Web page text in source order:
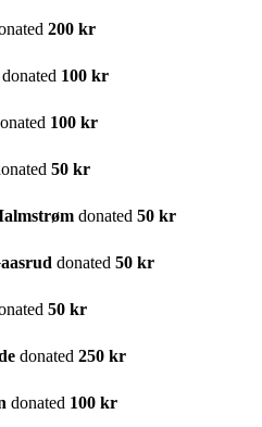
200 kr
donated 100 kr
100 kr
50 kr
donated 50 kr
donated 50 kr
50 kr
donated 250 kr
donated 100 kr